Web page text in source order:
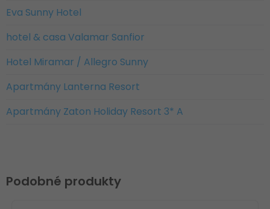
Eva Sunny Hotel
hotel & casa Valamar Sanfior
Hotel Miramar / Allegro Sunny
Apartmány Lanterna Resort
Apartmány Zaton Holiday Resort 3* A
Podobné produkty